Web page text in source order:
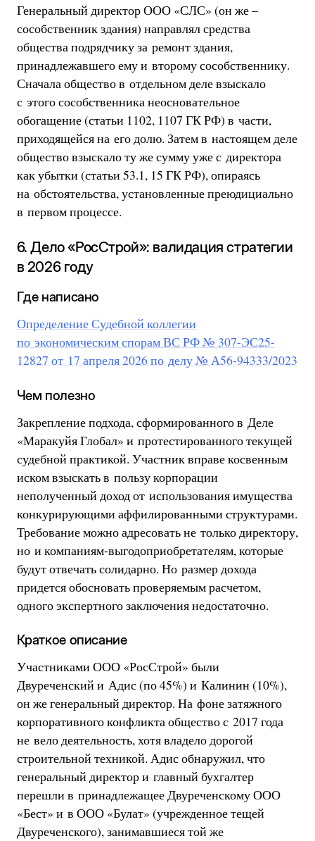
Генеральный директор ООО «СЛС» (он же –
сособственник здания) направлял средства
общества подрядчику за ремонт здания,
принадлежавшего ему и второму сособственнику.
Сначала общество в отдельном деле взыскало
с этого сособственника неосновательное
обогащение (статьи 1102, 1107 ГК РФ) в части,
приходящейся на его долю. Затем в настоящем деле
общество взыскало ту же сумму уже с директора
как убытки (статьи 53.1, 15 ГК РФ), опираясь
на обстоятельства, установленные преюдициально
в первом процессе.
6. Дело «РосСтрой»: валидация стратегии
в 2026 году
Где написано
Определение Судебной коллегии
по экономическим спорам ВС РФ № 307-ЭС25-
12827 от 17 апреля 2026 по делу № А56-94333/2023
Чем полезно
Закрепление подхода, сформированного в Деле
«Маракуйя Глобал» и протестированного текущей
судебной практикой. Участник вправе косвенным
иском взыскать в пользу корпорации
неполученный доход от использования имущества
конкурирующими аффилированными структурами.
Требование можно адресовать не только директору,
но и компаниям-выгодоприобретателям, которые
будут отвечать солидарно. Но размер дохода
придется обосновать проверяемым расчетом,
одного экспертного заключения недостаточно.
Краткое описание
Участниками ООО «РосСтрой» были
Двуреченский и Адис (по 45%) и Калинин (10%),
он же генеральный директор. На фоне затяжного
корпоративного конфликта общество с 2017 года
не вело деятельность, хотя владело дорогой
строительной техникой. Адис обнаружил, что
генеральный директор и главный бухгалтер
перешли в принадлежащее Двуреченскому ООО
«Бест» и в ООО «Булат» (учрежденное тещей
Двуреченского), занимавшиеся той же